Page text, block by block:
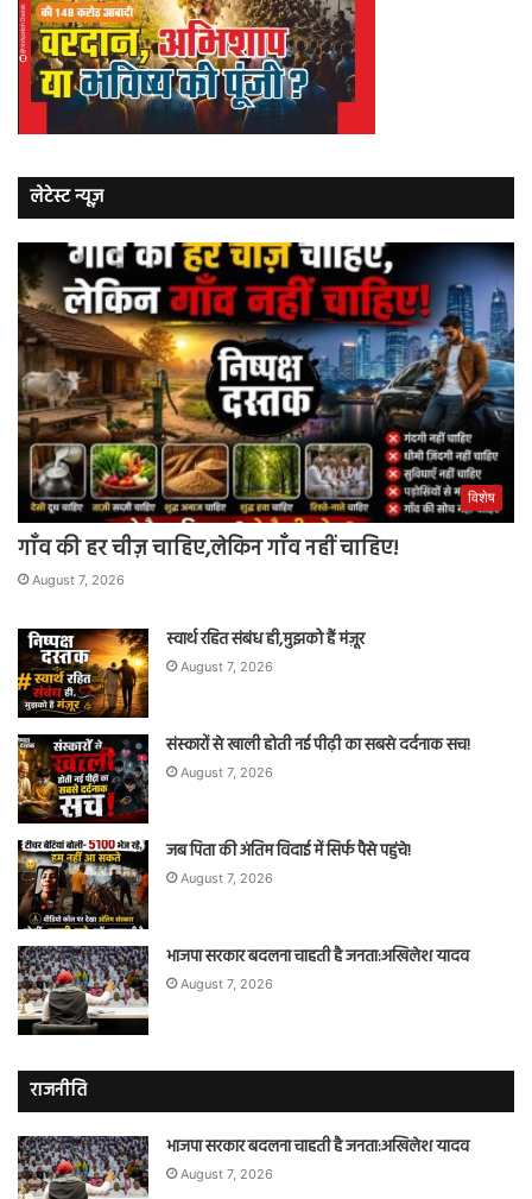
लेटेस्ट न्यूज़
विशेष
गाँव की हर चीज़ चाहिए,लेकिन गाँव नहीं चाहिए!
August 7, 2026
स्वार्थ रहित संबंध ही,मुझको हैं मंज़ूर
August 7, 2026
संस्कारों से खाली होती नई पीढ़ी का सबसे दर्दनाक सच!
August 7, 2026
जब पिता की अंतिम विदाई में सिर्फ पैसे पहुंचे!
August 7, 2026
भाजपा सरकार बदलना चाहती है जनता:अखिलेश यादव
August 7, 2026
राजनीति
भाजपा सरकार बदलना चाहती है जनता:अखिलेश यादव
August 7, 2026